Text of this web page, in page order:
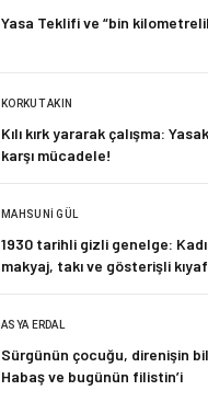
Yasa Teklifi ve “bin
KORKUT AKIN
Kılı kırk yararak çalışma:
karşı mücadele!
MAHSUNI GÜL
1930 tarihli gizli genelge:
makyaj, takı ve gösterişli
ASYA ERDAL
Sürgünün çocuğu, direnişin
Habaş ve bugünün filistin’i